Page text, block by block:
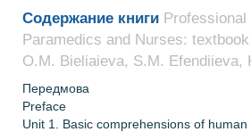
Содержание книги
Paramedics and Nurses:
O.M. Bieliaieva, S.M. Efendiieva,
Передмова
Preface
Unit 1. Basic comprehensions of